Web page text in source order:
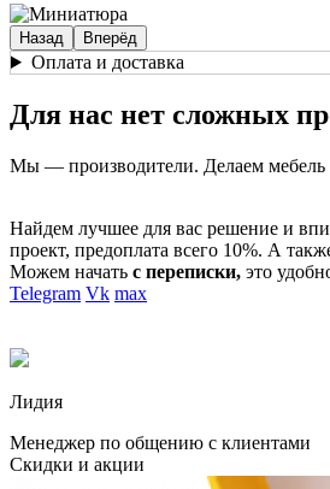
Назад Вперёд
Оплата и доставка
Для нас нет сложных
Мы — производители. Делаем мебель
Найдем лучшее для вас решение и
проект, предоплата всего 10%. А
Можем начать с переписки, это
Telegram Vk max
Лидия
Менеджер по общению с клиентами
Скидки и акции